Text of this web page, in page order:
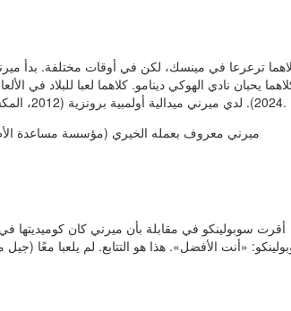
ترعرعا في مينسك، لكن في أوقات مختلفة. بدأ
2024). لدي ميرني ميدالية أولمبية برونزية (2012، المكسر مع فيكتوريا آزارينكو). لدى سوبولينكو لا شيء (كانت رابعة في 2024).
أقرت سوبولينكو في مقابلة بأن ميرني كان كوميديتها
«أنت الأفضل». هذا هو التتابع. لم يلعبا معًا